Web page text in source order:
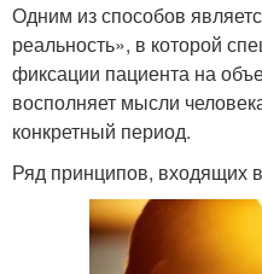
Одним из способов
реальность», в которой
фиксации пациента на
восполняет мысли
конкретный период.
Ряд принципов, входящих